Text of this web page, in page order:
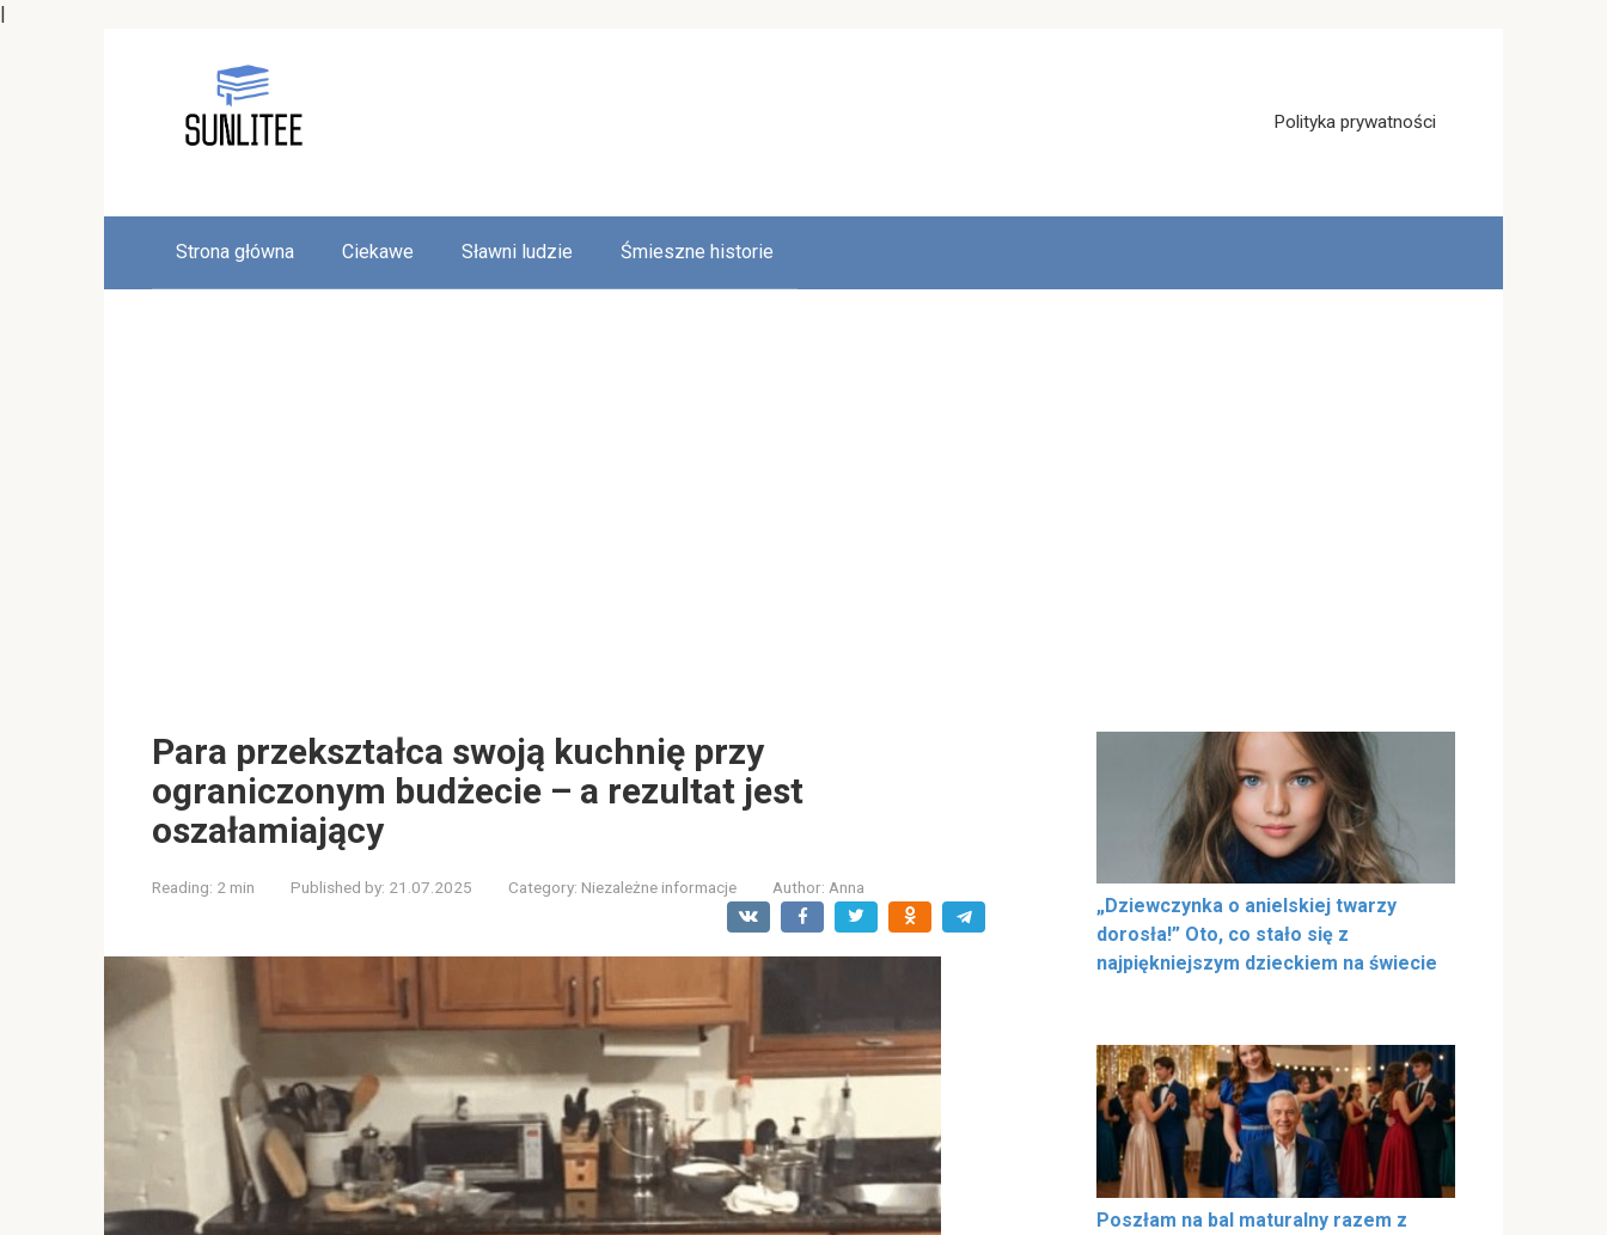
|
Polityka prywatności
Strona główna Ciekawe Sławni ludzie Śmieszne historie
Para przekształca swoją kuchnię przy
ograniczonym budżecie – a rezultat jest
oszałamiający
Reading: 2 min Published by: 21.07.2025 Category: Niezależne informacje Author: Anna
„Dziewczynka o anielskiej twarzy
dorosła!” Oto, co stało się z
najpiękniejszym dzieckiem na świecie
Poszłam na bal maturalny razem z